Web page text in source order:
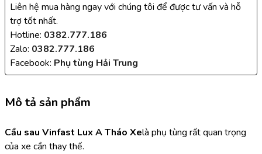
Liên hệ mua hàng ngay với chúng tôi để được tư vấn và hỗ
trợ tốt nhất.
Hotline: 0382.777.186
Zalo: 0382.777.186
Facebook: Phụ tùng Hải Trung
Mô tả sản phẩm
Cầu sau Vinfast Lux A Tháo Xelà phụ tùng rất quan trọng
của xe cần thay thế.